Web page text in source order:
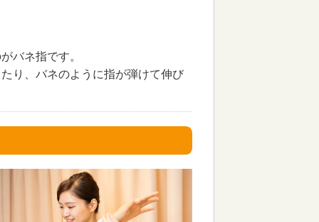
バネ指です。
り、バネのように指が弾けて伸び